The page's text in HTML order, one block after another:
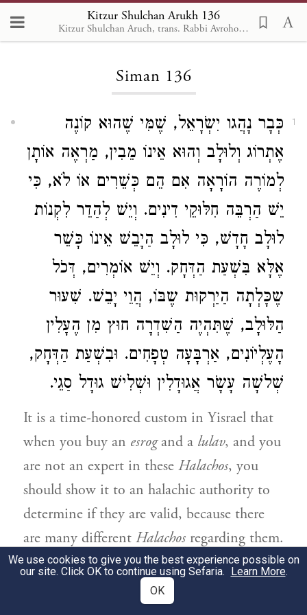
Kitzur Shulchan Arukh 136
Kitzur Shulchan Aruch, trans. Rabbi Avrohom Davis, Metsudah Pub., 1996
Loading...
Siman 136
1
כְּבָר נָהֲגו יִשְֹרָאֵל, שֶׁמִּי שֶׁהוּא קוֹנֶה
אֶתְרוֹג וְלוּלָב וְהוּא אֵינוֹ מֵבִין, מַרְאֶה אוֹתָן
לְמוֹרֶה הוֹרָאָה אִם הֵם כְּשֵׁרִים אוֹ לֹא, כִּי
יֵשׁ הַרְבֵּה חִלּוּקֵי דִינִים. וְיֵשׁ לְהַדֵר לִקְנוֹת
לוּלָב חָדָשׁ, כִּי לוּלָב הַיָבֵשׁ אֵינוֹ כָּשֵׁר
אֶלָּא בִּשְׁעַת הַדְּחָק. וְיֵשׁ אוֹמְרִים, דְּכֹל
שֶכָּלְתָה הַיַרְקוּת שֶבּוֹ, הֲוֵי יָבֵשׁ. שִׁעוּר
הַלּוּלָב, שֶׁתִּהְיֶה הַשִׁדְרָה חוּץ מִן הֶעָלִין
הָעֶלְיוֹנִים, אַרְבָּעָה טְפָחִים. וּבִשְׁעַת הַדְּחָק,
שְׁלשָׁה עָשָֹר אֲגוּדָלִין וּשְׁלִישׁ גוּדָל סַגֵי.
It is a time-honored custom in Yisrael that
when you buy an esrogand a lulav, and you
are not an expert in these Halachos, you
should show it to an halachic authority to
determine if they are valid, because there
are many different Halachos regarding them.
You should do your best to buy a fresh
, because a dry lulav may be used only
in extreme circumstances.
We use cookies to give you the best experience possible on
our site. Click OK to continue using Sefaria. Learn More.
OK